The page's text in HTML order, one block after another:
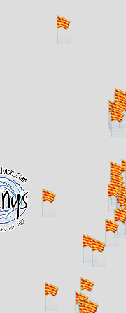
484